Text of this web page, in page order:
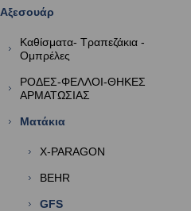
Αξεσουάρ
Καθίσματα- Tραπεζάκια -
Ομπρέλες
ΡΟΔΕΣ-ΦΕΛΛΟΙ-ΘΗΚΕΣ
ΑΡΜΑΤΩΣΙΑΣ
Ματάκια
X-PARAGON
BEHR
GFS